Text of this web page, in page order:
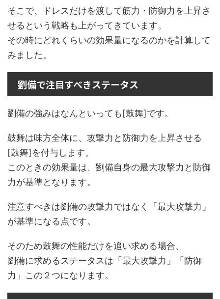
そこで、ドレスだけを渡して筋力・防御力を上昇さ
せるという戦略も上がってきています。
その時にどれくらいの効果量になるのかを計算して
みました。
劉備で注目すべきステータス
劉備の強みはなんといっても[鼓舞]です。
鼓舞は味方全体に、攻撃力と防御力を上昇させる
[鼓舞]を付与します。
このときの効果量は、劉備自身の最大攻撃力と防御
力が基準となります。
注意すべきは劉備の攻撃力ではなく「最大攻撃力」
が基準になる点です。
そのため鼓舞の性能だけを追い求める場合、
劉備に求めるステータスは「最大攻撃力」「防御
力」この２つになります。